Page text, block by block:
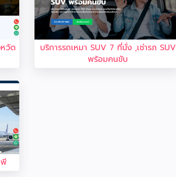
วัด
บริการรถเหมา SUV 7 ที่นั่ง ,เช่ารภ SUV
พร้อมคนขับ